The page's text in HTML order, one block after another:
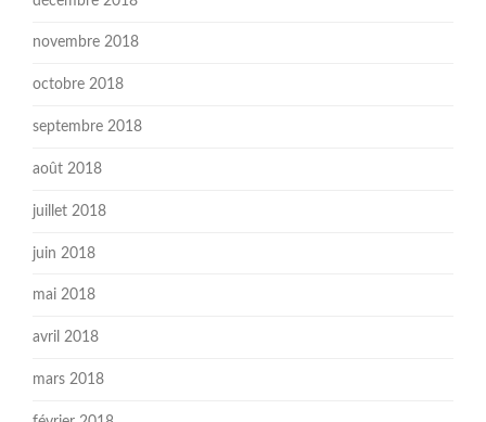
novembre 2018
octobre 2018
septembre 2018
août 2018
juillet 2018
juin 2018
mai 2018
avril 2018
mars 2018